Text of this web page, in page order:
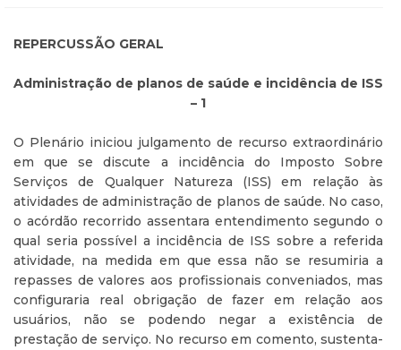
REPERCUSSÃO GERAL
Administração de planos de saúde e incidência de ISS
– 1
O Plenário iniciou julgamento de recurso extraordinário
em que se discute a incidência do Imposto Sobre
Serviços de Qualquer Natureza (ISS) em relação às
atividades de administração de planos de saúde. No caso,
o acórdão recorrido assentara entendimento segundo o
qual seria possível a incidência de ISS sobre a referida
atividade, na medida em que essa não se resumiria a
repasses de valores aos profissionais conveniados, mas
configuraria real obrigação de fazer em relação aos
usuários, não se podendo negar a existência de
prestação de serviço. No recurso em comento, sustenta-